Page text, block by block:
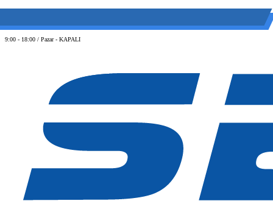
9:00 - 18:00 / Pazar - KAPALI